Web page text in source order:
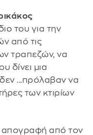
του για την
από τις
τραπεζών, να
δίνει μια
...πρόλαβαν να
των κτιρίων
απογραφή από τον